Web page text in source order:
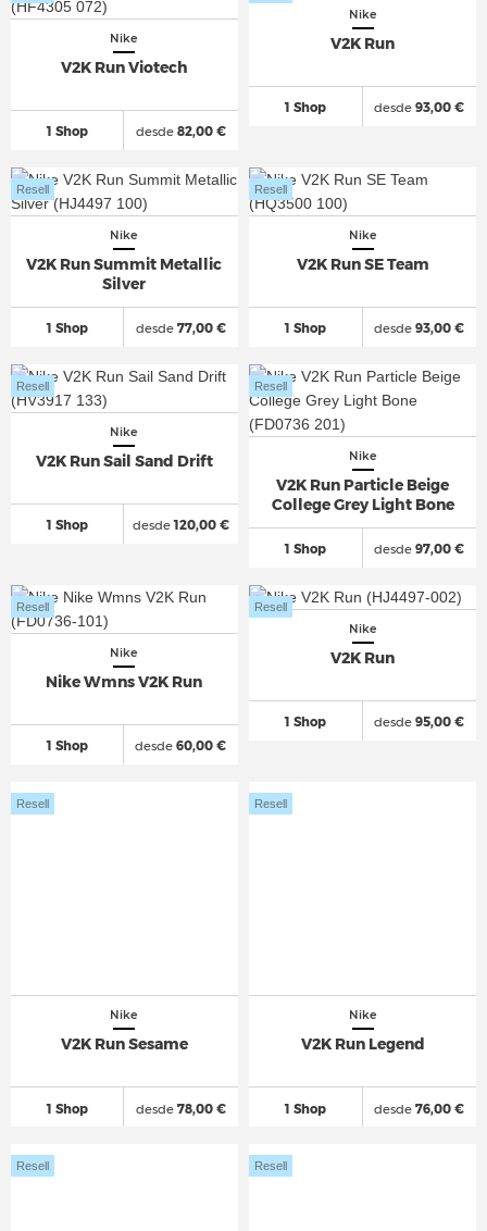
Nike
V2K Run Viotech
1 Shop desde82,00 €
Nike
V2K Run
1 Shop desde 93,00 €
Nike
V2K Run Summit Metallic
Silver
1 Shop
Resell
desde77,00 €
Nike
V2K Run SE Team
1 Shop
Resell
desde 93,00 €
Nike
V2K Run Sail Sand Drift
1 Shop
Resell
desde120,00 €
Nike
V2K Run Particle Beige
College Grey Light Bone
1 Shop
Resell
desde 97,00 €
Nike
Nike Wmns V2K Run
1 Shop
Resell
desde 60,00 €
Nike
V2K Run
1 Shop
Resell
desde 95,00 €
Nike
V2K Run Sesame
1 Shop
Resell
desde78,00 €
Nike
V2K Run Legend
1 Shop
Resell
desde 76,00 €
Resell Resell